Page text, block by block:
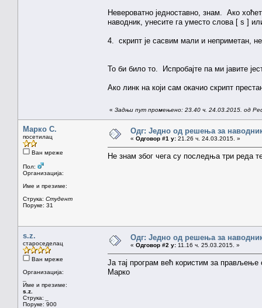
Невероватно једноставно, знам. Ако
наводник, унесите га уместо слова [ s ]
4. скрипт је сасвим мали и неприметан,
То би било то. Испробајте па ми јавите
Ако линк на који сам окачио скрипт
« Задњи пут промењено: 23.40 ч. 24.03.2015. од
Марко С.
посетилац
Ван мреже
Пол:
Организација:
Име и презиме:
Струка: Студент
Поруке: 31
Одг: Једно од решења за
« Одговор #1 у: 21.26 ч. 24.03.2015. »
Не знам због чега су последња три реда
s.z.
староседелац
Ван мреже
Организација:
Име и презиме:
s.z.
Струка:
Поруке: 900
Одг: Једно од решења за
« Одговор #2 у: 11.16 ч. 25.03.2015. »
Ја тај програм већ користим за
Марко